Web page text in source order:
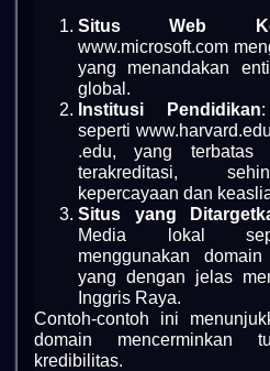
Situs Web
www.microsoft.com
yang menandakan
global.
Institusi Pendidikan
seperti
.edu, yang terbatas
terakreditasi,
kepercayaan dan
Situs yang
Media lokal
menggunakan
yang dengan jelas
Inggris Raya.
Contoh-contoh ini
domain mencerminkan
kredibilitas.